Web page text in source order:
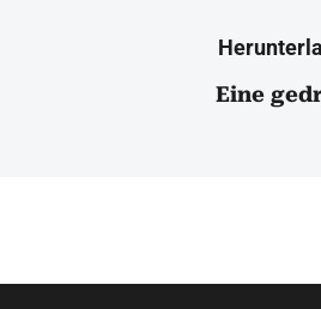
Eine